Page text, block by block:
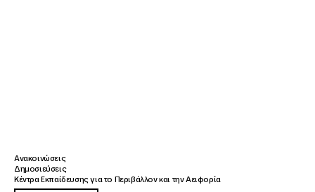
Ανακοινώσεις
Δημοσιεύσεις
Κέντρα Εκπαίδευσης για το Περιβάλλον και την Αειφορία